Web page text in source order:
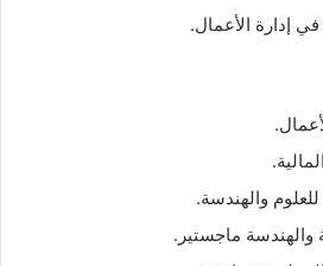
في إدارة الأعمال.
للعلوم والهندسة.
والهندسة ماجستير.